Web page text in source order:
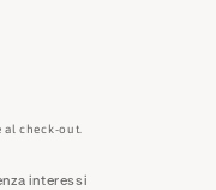
al check-out.
interessi